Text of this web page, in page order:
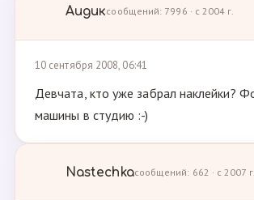
Аидиксообщений: 7996 · с 2004 г.
10 сентября 2008, 06:41
Девчата, кто уже забрал наклейки?
машины в студию :-)
Nastechkaсообщений: 662 · с 2007 г.